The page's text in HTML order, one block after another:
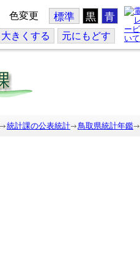
色変更 標準 黒 青
大きくする 元にもどす
統計課の公表統計 鳥取県統計年鑑